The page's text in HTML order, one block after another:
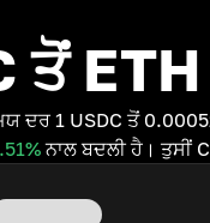
ਤੋਂ
ਦਰ 1 USDC ਤੋਂ
%ਨਾਲ ਬਦਲੀ ਹੈ। ਤੁਸੀਂ